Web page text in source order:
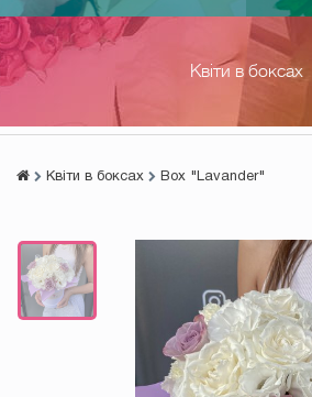
Квіти в боксах
Квіти в боксах Box "Lavander"